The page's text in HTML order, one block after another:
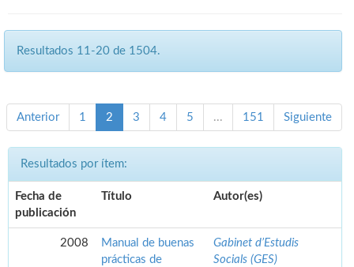
Resultados 11-20 de 1504.
Anterior 1 2 3 4 5 ... 151 Siguiente
Resultados por ítem:
Fecha de
publicación
Título Autor(es)
2008
Manual de buenas
prácticas de
Gabinet d’Estudis
Socials (GES)